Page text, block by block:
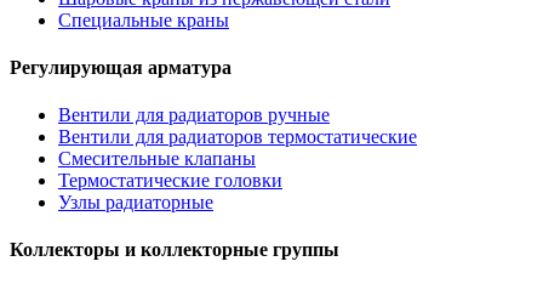
Специальные краны
Регулирующая арматура
Вентили для радиаторов ручные
Вентили для радиаторов термостатические
Смесительные клапаны
Термостатические головки
Узлы радиаторные
Коллекторы и коллекторные группы